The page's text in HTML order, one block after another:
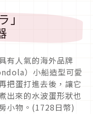
」
有人氣的海外品牌
）小船造型可愛
把蛋打進去後，讓它
出來的水波蛋形狀也
小物。(1728日幣)